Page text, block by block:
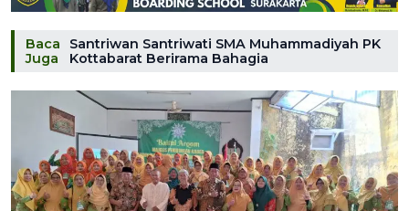
Baca
Juga
Santriwan Santriwati SMA Muhammadiyah PK
Kottabarat Berirama Bahagia